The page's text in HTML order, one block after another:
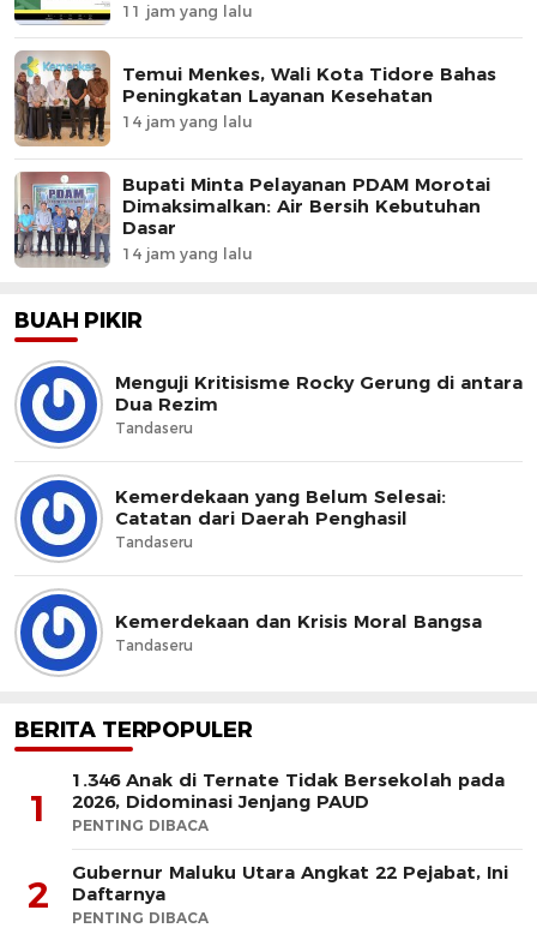
11 jam yang lalu
Temui Menkes, Wali Kota Tidore Bahas
Peningkatan Layanan Kesehatan
14 jam yang lalu
Bupati Minta Pelayanan PDAM Morotai
Dimaksimalkan: Air Bersih Kebutuhan
Dasar
14 jam yang lalu
BUAH PIKIR
Menguji Kritisisme Rocky Gerung di antara
Dua Rezim
Tandaseru
Kemerdekaan yang Belum Selesai:
Catatan dari Daerah Penghasil
Tandaseru
Kemerdekaan dan Krisis Moral Bangsa
Tandaseru
BERITA TERPOPULER
1
1.346 Anak di Ternate Tidak Bersekolah pada
2026, Didominasi Jenjang PAUD
PENTING DIBACA
2
Gubernur Maluku Utara Angkat 22 Pejabat, Ini
Daftarnya
PENTING DIBACA